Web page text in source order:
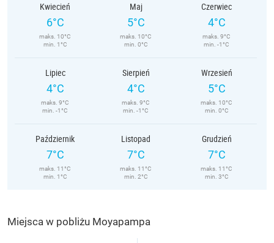
Kwiecień
6°C
maks. 10°C
min. 1°C
Maj
5°C
maks. 10°C
min. 0°C
Czerwiec
4°C
maks. 9°C
min. -1°C
Lipiec
4°C
maks. 9°C
min. -1°C
Sierpień
4°C
maks. 9°C
min. -1°C
Wrzesień
5°C
maks. 10°C
min. 0°C
Październik
7°C
maks. 11°C
min. 1°C
Listopad
7°C
maks. 11°C
min. 2°C
Grudzień
7°C
maks. 11°C
min. 3°C
Miejsca w pobliżu Moyapampa